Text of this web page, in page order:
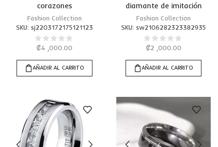
corazones
Fashion Collection
SKU: sj2203172175121123
₡4 ,000.00
AÑADIR AL CARRITO
diamante de imitación
Fashion Collection
SKU: sw2106282323382935
₡2 ,000.00
AÑADIR AL CARRITO